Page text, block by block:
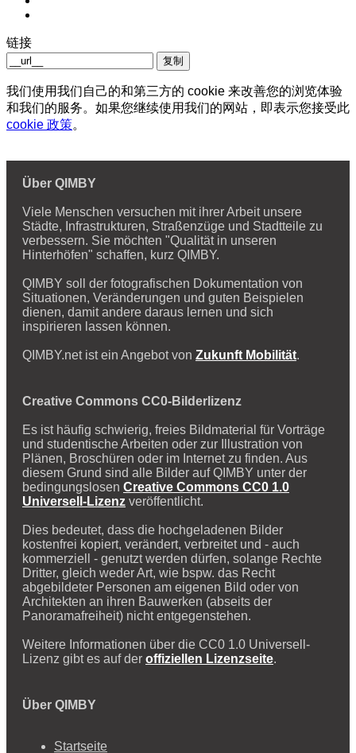
链接
复制
我们使用我们自己的和第三方的 cookie 来改善您的浏览体验
和我们的服务。如果您继续使用我们的网站，即表示您接受此
cookie 政策。
Über QIMBY
Viele Menschen versuchen mit ihrer Arbeit unsere
Städte, Infrastrukturen, Straßenzüge und Stadtteile zu
verbessern. Sie möchten "Qualität in unseren
Hinterhöfen" schaffen, kurz QIMBY.
QIMBY soll der fotografischen Dokumentation von
Situationen, Veränderungen und guten Beispielen
dienen, damit andere daraus lernen und sich
inspirieren lassen können.
QIMBY.net ist ein Angebot von Zukunft Mobilität.
Creative Commons CC0-Bilderlizenz
Es ist häufig schwierig, freies Bildmaterial für Vorträge
und studentische Arbeiten oder zur Illustration von
Plänen, Broschüren oder im Internet zu finden. Aus
diesem Grund sind alle Bilder auf QIMBY unter der
bedingungslosen Creative Commons CC0 1.0
Universell-Lizenz veröffentlicht.
Dies bedeutet, dass die hochgeladenen Bilder
kostenfrei kopiert, verändert, verbreitet und - auch
kommerziell - genutzt werden dürfen, solange Rechte
Dritter, gleich weder Art, wie bspw. das Recht
abgebildeter Personen am eigenen Bild oder von
Architekten an ihren Bauwerken (abseits der
Panoramafreiheit) nicht entgegenstehen.
Weitere Informationen über die CC0 1.0 Universell-
Lizenz gibt es auf der offiziellen Lizenzseite.
Über QIMBY
Startseite